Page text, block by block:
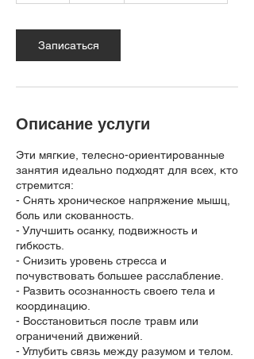
Записаться
Описание услуги
Эти мягкие, телесно-ориентированные
занятия идеально подходят для всех, кто
стремится:
- Снять хроническое напряжение мышц,
боль или скованность.
- Улучшить осанку, подвижность и
гибкость.
- Снизить уровень стресса и
почувствовать большее расслабление.
- Развить осознанность своего тела и
координацию.
- Восстановиться после травм или
ограничений движений.
- Углубить связь между разумом и телом.